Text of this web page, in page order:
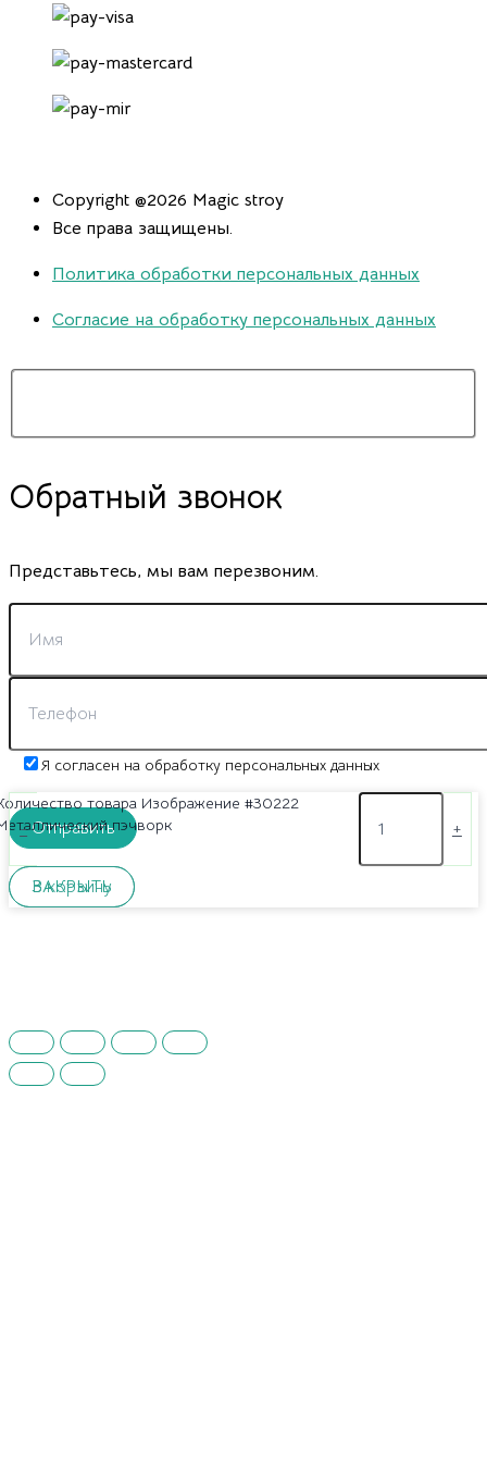
Copyright @2026 Magic stroy
Все права защищены.
Политика обработки персональных данных
Согласие на обработку персональных данных
Обратный звонок
Представьтесь, мы вам перезвоним.
Я согласен на обработку персональных данных
ЗАКРЫТЬ
-
товара Изображение #30222
пэчворк
+
В корзину